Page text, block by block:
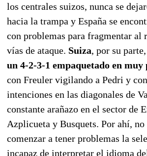
los centrales suizos, nunca se
hacia la trampa y España se
con problemas para fragmentar
vías de ataque. Suiza, por su parte,
un 4-2-3-1 empaquetado en muy
con Freuler vigilando a Pedri y
intenciones en las diagonales de
constante arañazo en el sector de
Azplicueta y Busquets. Por ahí, no
comenzar a tener problemas la
incapaz de interpretar el idioma